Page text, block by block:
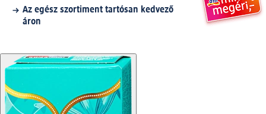
Az egész szortiment tartósan kedvező
áron